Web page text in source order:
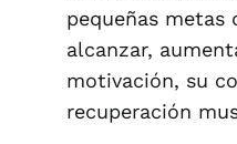
pequeñas metas
alcanzar,
motivación, su
recuperación